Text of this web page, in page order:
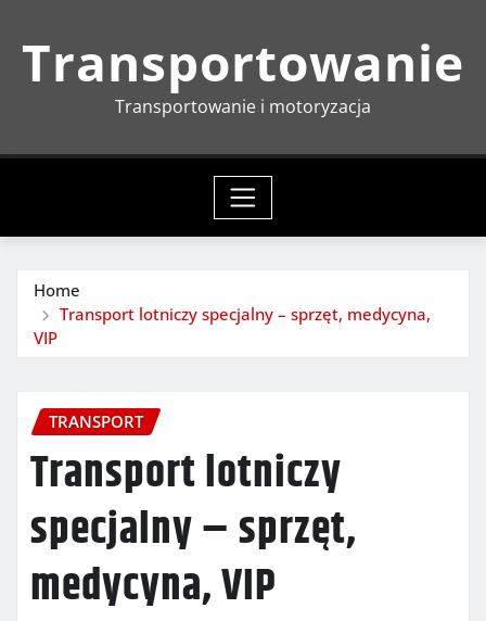
Transportowanie
Transportowanie i motoryzacja
Home
Transport lotniczy specjalny – sprzęt, medycyna,
VIP
TRANSPORT
Transport lotniczy
specjalny – sprzęt,
medycyna, VIP